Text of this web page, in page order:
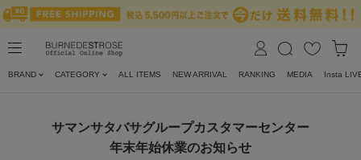
BRAND CATEGORY ALL ITEMS NEW ARRIVAL RANKING MEDIA Insta
サマンサタバサグループカスタマーセンター
年末年始休業のお知らせ